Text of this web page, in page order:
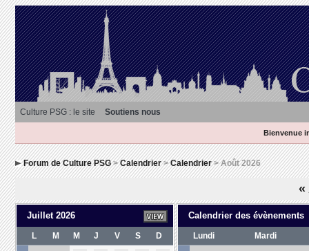
Culture PSG : le site Soutiens nous
Bienvenue
Forum de Culture PSG>Calendrier>Calendrier> Août 2026
«
Juillet 2026
L M M J V S D
Calendrier des évènements
Lundi Mardi